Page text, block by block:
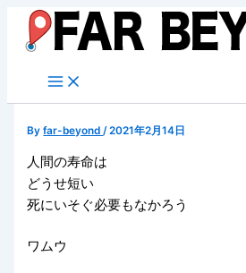
キ
Byfar-beyond/2021年2月14日
人間の寿命は
どうせ短い
死にいそぐ必要もなかろう
ワムウ